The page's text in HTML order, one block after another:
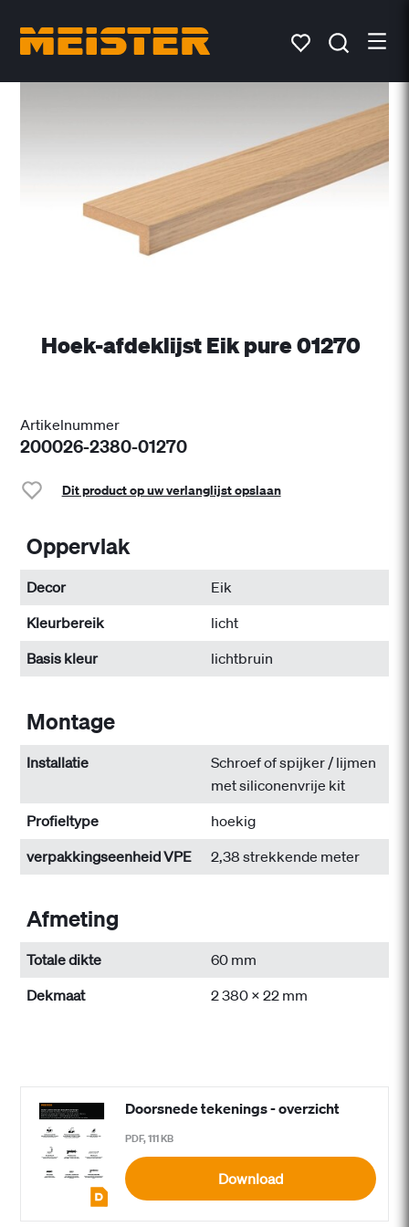
Hoek-afdeklijst Eik pure 01270
Artikelnummer
200026-2380-01270
Dit product op uw verlanglijst opslaan
Oppervlak
Decor
Eik
Kleurbereik
licht
Basis kleur
lichtbruin
Montage
Installatie
Schroef of spijker / lijmen
met siliconenvrije kit
Profieltype
hoekig
verpakkingseenheid VPE
2,38 strekkende meter
Afmeting
Totale dikte
60 mm
Dekmaat
2 380 x 22 mm
Doorsnede tekenings - overzicht
PDF, 111 KB
Download